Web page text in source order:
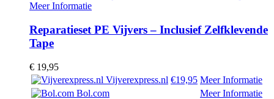
Meer Informatie
Reparatieset PE Vijvers – Inclusief Zelfklevende
Tape
€ 19,95
Vijverexpress.nl €19,95 Meer Informatie
Bol.com
Meer Informatie